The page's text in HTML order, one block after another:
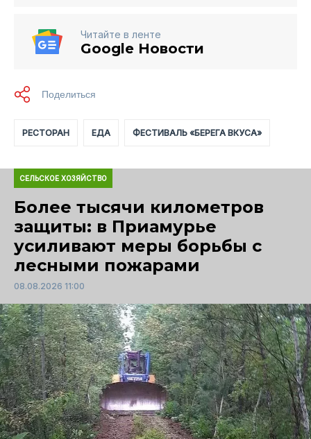
Читайте в ленте
Google Новости
РЕСТОРАН ЕДА ФЕСТИВАЛЬ «БЕРЕГА ВКУСА»
СЕЛЬСКОЕ ХОЗЯЙСТВО
Более тысячи километров
защиты: в Приамурье
усиливают меры борьбы с
лесными пожарами
08.08.2026 11:00